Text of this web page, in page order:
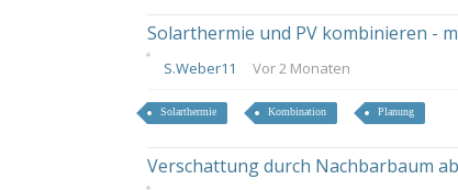
Solarthermie und PV kombinieren -
S.Weber11 Vor 2 Monaten
Solarthermie Kombination Planung
Verschattung durch Nachbarbaum